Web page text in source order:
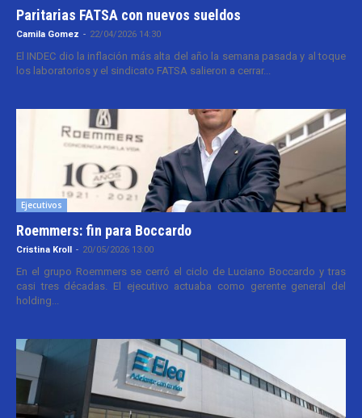
Paritarias FATSA con nuevos sueldos
Camila Gomez - 22/04/2026 14:30
El INDEC dio la inflación más alta del año la semana pasada y al toque
los laboratorios y el sindicato FATSA salieron a cerrar...
Ejecutivos
Roemmers: fin para Boccardo
Cristina Kroll - 20/05/2026 13:00
En el grupo Roemmers se cerró el ciclo de Luciano Boccardo y tras
casi tres décadas. El ejecutivo actuaba como gerente general del
holding...